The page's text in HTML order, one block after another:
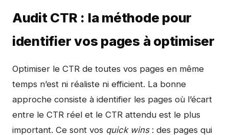
Audit CTR : la méthode pour
identifier vos pages à optimiser
Optimiser le CTR de toutes vos pages en même
temps n’est ni réaliste ni efficient. La bonne
approche consiste à identifier les pages où l’écart
entre le CTR réel et le CTR attendu est le plus
important. Ce sont vos quick wins: des pages qui